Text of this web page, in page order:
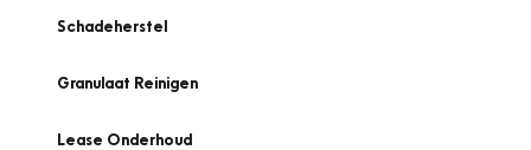
Schadeherstel
Granulaat Reinigen
Lease Onderhoud